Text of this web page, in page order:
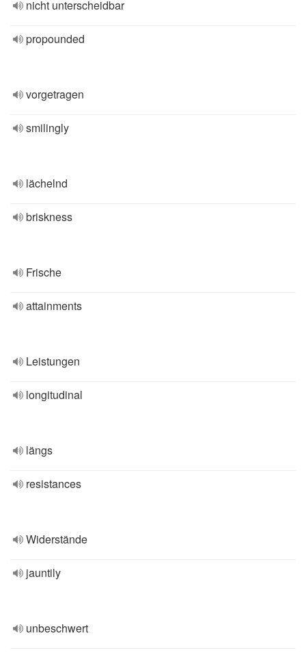
nicht unterscheidbar
propounded
vorgetragen
smilingly
lächelnd
briskness
Frische
attainments
Leistungen
longitudinal
längs
resistances
Widerstände
jauntily
unbeschwert